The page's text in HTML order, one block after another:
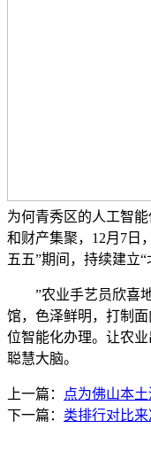
为何青秀区的人工智
和财产集聚，12月7日
五五”期间，持续建立
”农业手艺员欣喜地
馆，色泽鲜明，打制
位智能化办理。让农
聪慧大脑。
上一篇：
点为佛山本
下一篇： 类排行对比